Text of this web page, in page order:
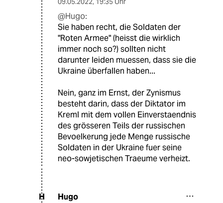
@Hugo:
Sie haben recht, die Soldaten der
"Roten Armee" (heisst die wirklich
immer noch so?) sollten nicht
darunter leiden muessen, dass sie die
Ukraine überfallen haben...
Nein, ganz im Ernst, der Zynismus
besteht darin, dass der Diktator im
Kreml mit dem vollen Einverstaendnis
des grösseren Teils der russischen
Bevoelkerung jede Menge russische
Soldaten in der Ukraine fuer seine
neo-sowjetischen Traeume verheizt.
H Hugo